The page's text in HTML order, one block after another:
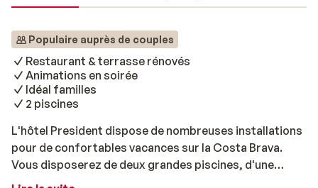
Populaire auprès de couples
Restaurant & terrasse rénovés
Animations en soirée
Idéal familles
2 piscines
L'hôtel President dispose de nombreuses installations
pour de confortables vacances sur la Costa Brava.
Vous disposerez de deux grandes piscines, d'une
terrasse avec transats et d'un bar où commander vos